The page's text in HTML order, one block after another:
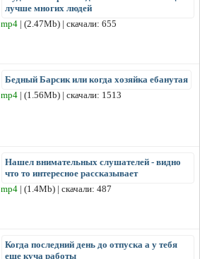
лучше многих людей
mp4 | (2.47Mb) | скачали: 655
Бедный Барсик или когда хозяйка ебанутая
mp4 | (1.56Mb) | скачали: 1513
Нашел внимательных слушателей - видно
что то интересное рассказывает
mp4 | (1.4Mb) | скачали: 487
Когда последний день до отпуска а у тебя
еще куча работы